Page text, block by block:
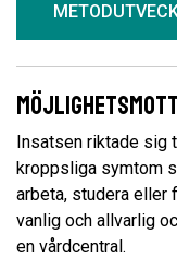
Insatsen riktade sig
kroppsliga symtom
arbeta, studera eller
vanlig och allvarlig
en vårdcentral.